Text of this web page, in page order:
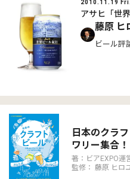
2010.11.19 Fri.
アサヒ「世
藤原 ヒ
ビール評
日本のクラ
ワリー集合
著：ビアEXPO運
監修： 藤原 ヒロ